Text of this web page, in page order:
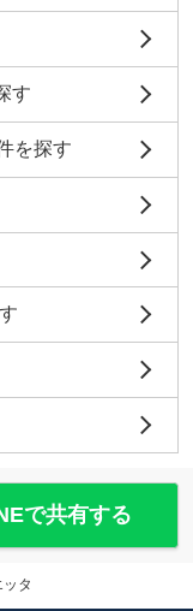
す
を探す
で共有する
タ